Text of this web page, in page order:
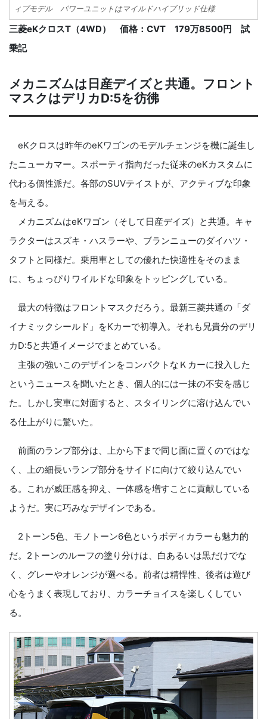
ィブモデル パワーユニットはマイルドハイブリッド仕様
三菱eKクロスT（4WD） 価格：CVT 179万8500円 試
乗記
メカニズムは日産デイズと共通。フロント
マスクはデリカD:5を彷彿
eKクロスは昨年のeKワゴンのモデルチェンジを機に誕生し
たニューカマー。スポーティ指向だった従来のeKカスタムに
代わる個性派だ。各部のSUVテイストが、アクティブな印象
を与える。
メカニズムはeKワゴン（そして日産デイズ）と共通。キャ
ラクターはスズキ・ハスラーや、ブランニューのダイハツ・
タフトと同様だ。乗用車としての優れた快適性をそのまま
に、ちょっぴりワイルドな印象をトッピングしている。
最大の特徴はフロントマスクだろう。最新三菱共通の「ダ
イナミックシールド」をKカーで初導入。それも兄貴分のデリ
カD:5と共通イメージでまとめている。
主張の強いこのデザインをコンパクトなＫカーに投入した
というニュースを聞いたとき、個人的には一抹の不安を感じ
た。しかし実車に対面すると、スタイリングに溶け込んでい
る仕上がりに驚いた。
前面のランプ部分は、上から下まで同じ面に置くのではな
く、上の細長いランプ部分をサイドに向けて絞り込んでい
る。これが威圧感を抑え、一体感を増すことに貢献している
ようだ。実に巧みなデザインである。
2トーン5色、モノトーン6色というボディカラーも魅力的
だ。2トーンのルーフの塗り分けは、白あるいは黒だけでな
く、グレーやオレンジが選べる。前者は精悍性、後者は遊び
心をうまく表現しており、カラーチョイスを楽しくしてい
る。